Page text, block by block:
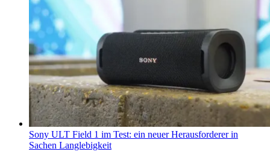
Sony ULT Field 1 im Test: ein neuer Herausforderer in
Sachen Langlebigkeit